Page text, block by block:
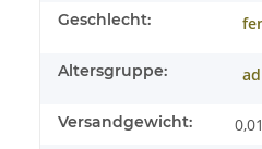
Geschlecht:
Altersgruppe:
Versandgewicht: